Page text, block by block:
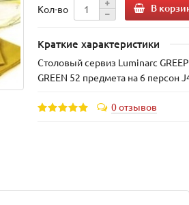
Кол-во В
Краткие характеристики
Столовый сервиз Luminarc
GREEN 52 предмета на 6 персон
0 отзывов